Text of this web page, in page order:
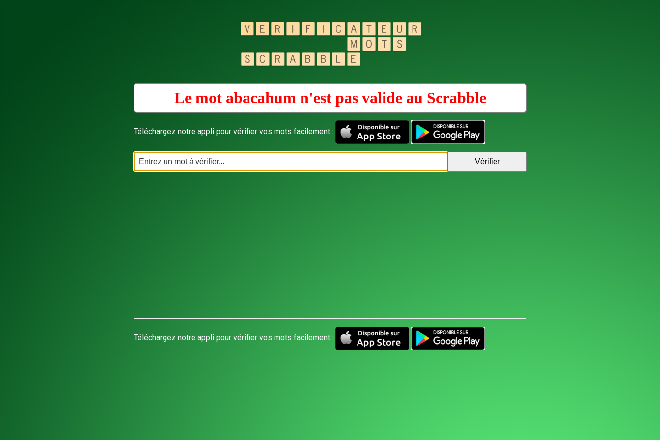
Le mot abacahum n'est pas valide au Scrabble
Téléchargez notre appli pour vérifier vos mots facilement :
Téléchargez notre appli pour vérifier vos mots facilement :